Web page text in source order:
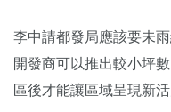
李中請都發局應該要未
開發商可以推出較小坪
區後才能讓區域呈現新活